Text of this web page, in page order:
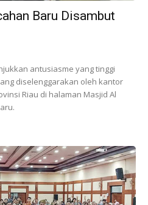
Baru Disambut
antusiasme yang tinggi
diselenggarakan oleh kantor
Riau di halaman Masjid Al